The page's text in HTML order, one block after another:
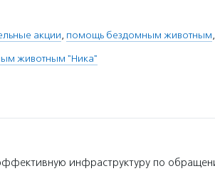
акции, помощь бездомным животным,
животным "Ника"
инфраструктуру по